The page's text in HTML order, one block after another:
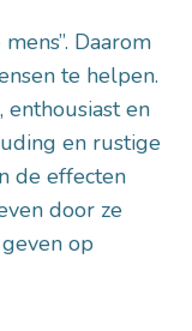
Daarom
te helpen.
en
en rustige
de effecten
door ze
op